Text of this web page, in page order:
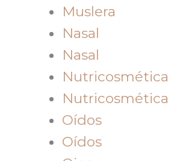
Muslera
Nasal
Nasal
Nutricosmética
Nutricosmética
Oídos
Oídos